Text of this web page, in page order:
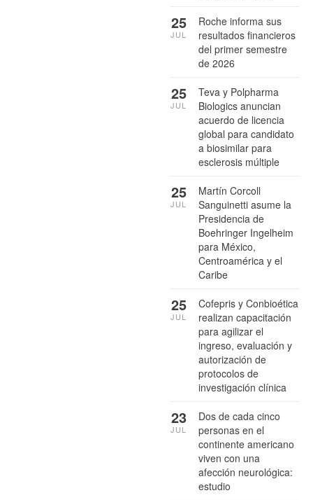
Roche informa sus
resultados financieros
del primer semestre
de 2026
25
JUL
Teva y Polpharma
Biologics anuncian
acuerdo de licencia
global para candidato
a biosimilar para
esclerosis múltiple
25
JUL
Martín Corcoll
Sanguinetti asume la
Presidencia de
Boehringer Ingelheim
para México,
Centroamérica y el
Caribe
25
JUL
Cofepris y Conbioética
realizan capacitación
para agilizar el
ingreso, evaluación y
autorización de
protocolos de
investigación clínica
25
JUL
Dos de cada cinco
personas en el
continente americano
viven con una
afección neurológica:
estudio
23
JUL